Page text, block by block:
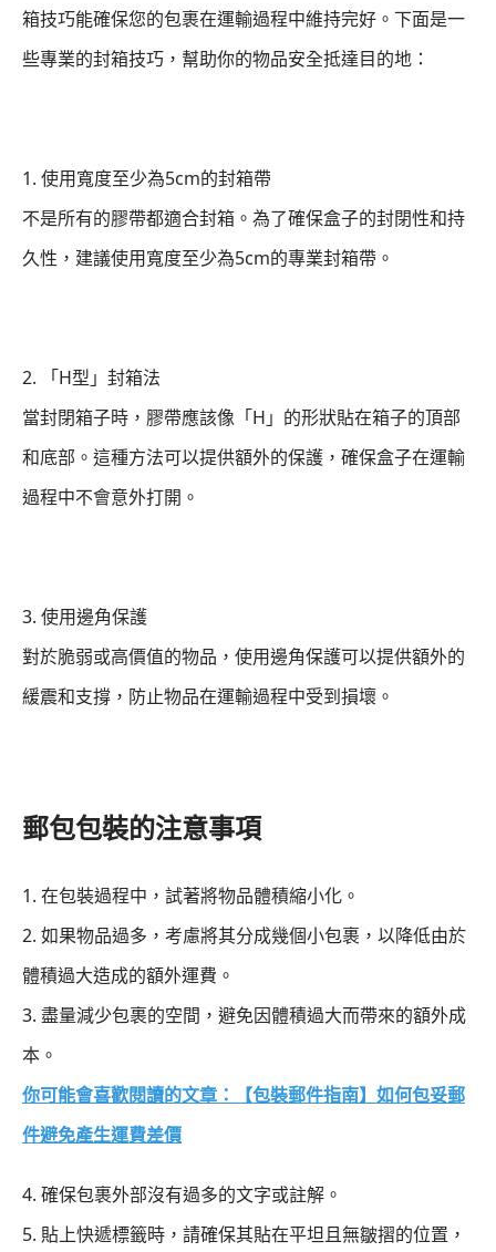
箱技巧能確保您的包裹在運輸過程中維持完好。下面是一
些專業的封箱技巧，幫助你的物品安全抵達目的地：
1. 使用寬度至少為5cm的封箱帶
不是所有的膠帶都適合封箱。為了確保盒子的封閉性和持
久性，建議使用寬度至少為5cm的專業封箱帶。
2. 「H型」封箱法
當封閉箱子時，膠帶應該像「H」的形狀貼在箱子的頂部
和底部。這種方法可以提供額外的保護，確保盒子在運輸
過程中不會意外打開。
3. 使用邊角保護
對於脆弱或高價值的物品，使用邊角保護可以提供額外的
緩震和支撐，防止物品在運輸過程中受到損壞。
郵包包裝的注意事項
1. 在包裝過程中，試著將物品體積縮小化。
2. 如果物品過多，考慮將其分成幾個小包裹，以降低由於
體積過大造成的額外運費。
3. 盡量減少包裹的空間，避免因體積過大而帶來的額外成
本。
你可能會喜歡閱讀的文章：【包裝郵件指南】如何包妥郵
件避免產生運費差價
4. 確保包裹外部沒有過多的文字或註解。
5. 貼上快遞標籤時，請確保其貼在平坦且無皺摺的位置，